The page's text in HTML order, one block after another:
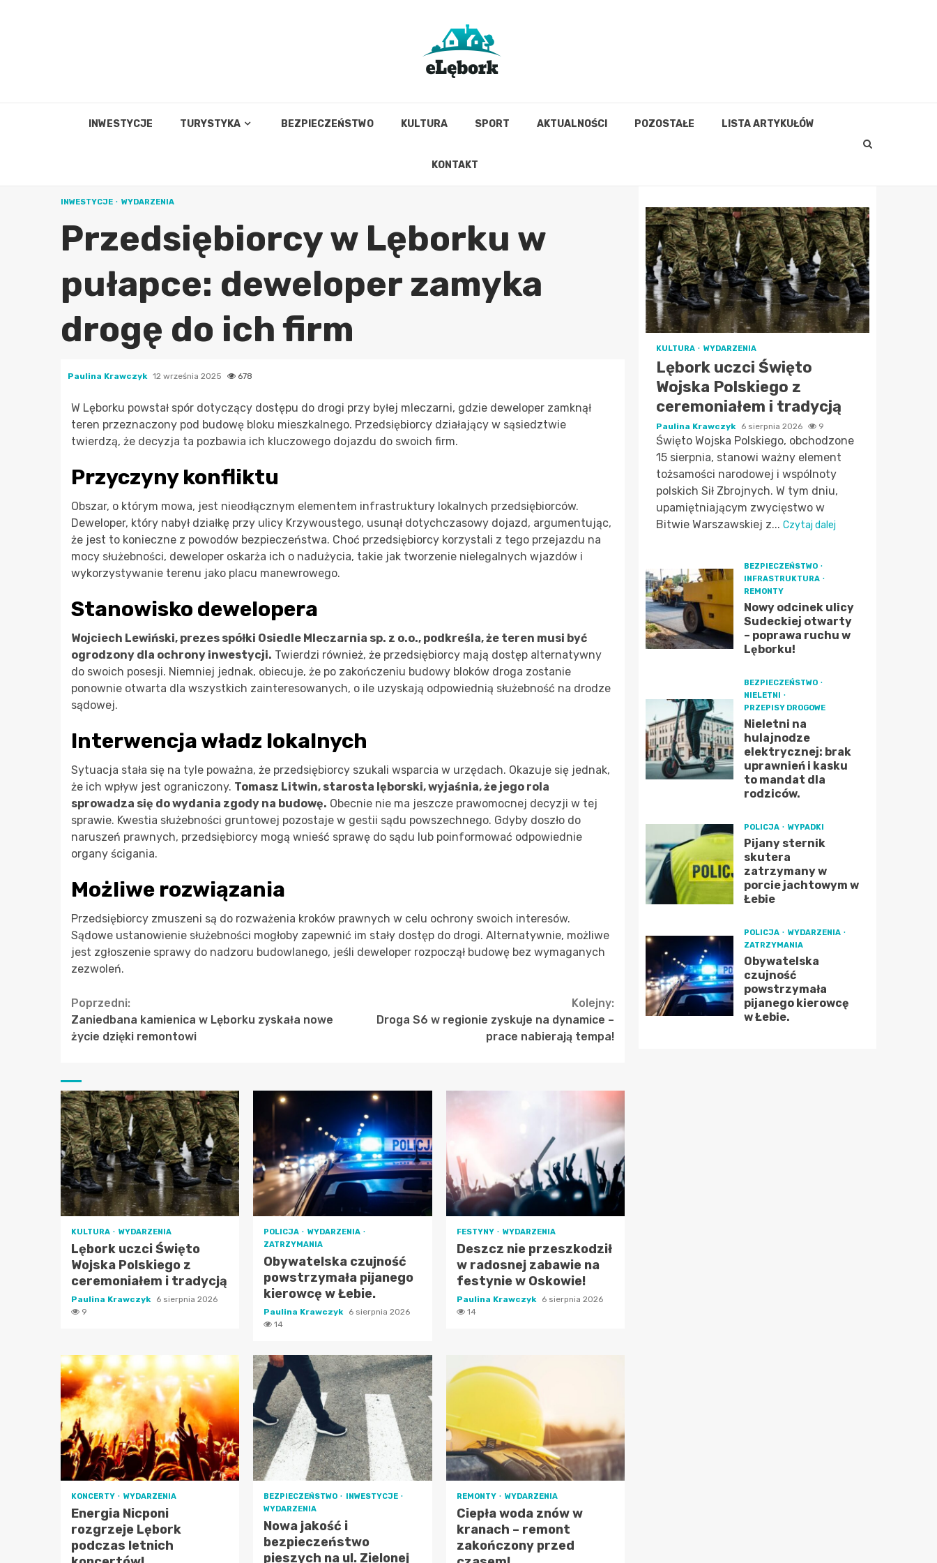
INWESTYCJE TURYSTYKA BEZPIECZEŃSTWO KULTURA SPORT AKTUALNOŚCI POZOSTAŁE LISTA ARTYKUŁÓW
KONTAKT
INWESTYCJE WYDARZENIA
Przedsiębiorcy w Lęborku w
pułapce: deweloper zamyka
drogę do ich firm
Paulina Krawczyk 12 września 2025 678
W Lęborku powstał spór dotyczący dostępu do drogi przy byłej mleczarni, gdzie deweloper zamknął
teren przeznaczony pod budowę bloku mieszkalnego. Przedsiębiorcy działający w sąsiedztwie
twierdzą, że decyzja ta pozbawia ich kluczowego dojazdu do swoich firm.
Przyczyny konfliktu
Obszar, o którym mowa, jest nieodłącznym elementem infrastruktury lokalnych przedsiębiorców.
Deweloper, który nabył działkę przy ulicy Krzywoustego, usunął dotychczasowy dojazd, argumentując,
że jest to konieczne z powodów bezpieczeństwa. Choć przedsiębiorcy korzystali z tego przejazdu na
mocy służebności, deweloper oskarża ich o nadużycia, takie jak tworzenie nielegalnych wjazdów i
wykorzystywanie terenu jako placu manewrowego.
Stanowisko dewelopera
Wojciech Lewiński, prezes spółki Osiedle Mleczarnia sp. z o.o., podkreśla, że teren musi być
ogrodzony dla ochrony inwestycji. Twierdzi również, że przedsiębiorcy mają dostęp alternatywny
do swoich posesji. Niemniej jednak, obiecuje, że po zakończeniu budowy bloków droga zostanie
ponownie otwarta dla wszystkich zainteresowanych, o ile uzyskają odpowiednią służebność na drodze
sądowej.
Interwencja władz lokalnych
Sytuacja stała się na tyle poważna, że przedsiębiorcy szukali wsparcia w urzędach. Okazuje się jednak,
że ich wpływ jest ograniczony. Tomasz Litwin, starosta lęborski, wyjaśnia, że jego rola
sprowadza się do wydania zgody na budowę. Obecnie nie ma jeszcze prawomocnej decyzji w tej
sprawie. Kwestia służebności gruntowej pozostaje w gestii sądu powszechnego. Gdyby doszło do
naruszeń prawnych, przedsiębiorcy mogą wnieść sprawę do sądu lub poinformować odpowiednie
organy ścigania.
Możliwe rozwiązania
Przedsiębiorcy zmuszeni są do rozważenia kroków prawnych w celu ochrony swoich interesów.
Sądowe ustanowienie służebności mogłoby zapewnić im stały dostęp do drogi. Alternatywnie, możliwe
jest zgłoszenie sprawy do nadzoru budowlanego, jeśli deweloper rozpoczął budowę bez wymaganych
zezwoleń.
Continue
Reading
Poprzedni:
Zaniedbana kamienica w Lęborku zyskała nowe
życie dzięki remontowi
Kolejny:
Droga S6 w regionie zyskuje na dynamice –
prace nabierają tempa!
KULTURA WYDARZENIA
Lębork uczci Święto
Wojska Polskiego z
ceremoniałem i tradycją
Paulina Krawczyk 6 sierpnia 2026
9
POLICJA
WYDARZENIA
ZATRZYMANIA
Obywatelska czujność
powstrzymała pijanego
kierowcę w Łebie.
Paulina Krawczyk 6 sierpnia 2026
14
FESTYNY WYDARZENIA
Deszcz nie przeszkodził
w radosnej zabawie na
festynie w Oskowie!
Paulina Krawczyk 6 sierpnia 2026
14
KONCERTY WYDARZENIA
Energia Nicponi
rozgrzeje Lębork
podczas letnich
BEZPIECZEŃSTWO
INWESTYCJE
WYDARZENIA
Nowa jakość i
bezpieczeństwo
pieszych na ul. Zielonej
REMONTY WYDARZENIA
Ciepła woda znów w
kranach – remont
zakończony przed
KULTURA WYDARZENIA
Lębork uczci Święto
Wojska Polskiego z
ceremoniałem i tradycją
Paulina Krawczyk 6 sierpnia 2026 9
Święto Wojska Polskiego, obchodzone
15 sierpnia, stanowi ważny element
tożsamości narodowej i wspólnoty
polskich Sił Zbrojnych. W tym dniu,
upamiętniającym zwycięstwo w
Bitwie Warszawskiej z... Czytaj dalej
BEZPIECZEŃSTWO
INFRASTRUKTURA
REMONTY
Nowy odcinek ulicy
Sudeckiej otwarty
– poprawa ruchu w
Lęborku!
BEZPIECZEŃSTWO
NIELETNI
PRZEPISY DROGOWE
Nieletni na
hulajnodze
elektrycznej: brak
uprawnień i kasku
to mandat dla
rodziców.
POLICJA WYPADKI
Pijany sternik
skutera
zatrzymany w
porcie jachtowym w
Łebie
POLICJA
WYDARZENIA
ZATRZYMANIA
Obywatelska
czujność
powstrzymała
pijanego kierowcę
w Łebie.